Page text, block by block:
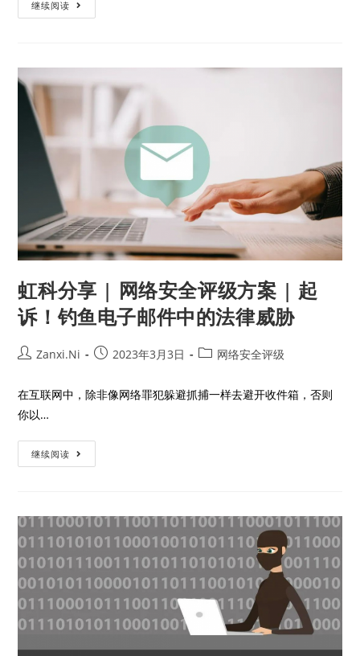
继续阅读
虹科分享 | 网络安全评级方案 | 起
诉！钓鱼电子邮件中的法律威胁
Zanxi.Ni 2023年3月3日 网络安全评级
在互联网中，除非像网络罪犯躲避抓捕一样去避开收件箱，否则
你以…
继续阅读